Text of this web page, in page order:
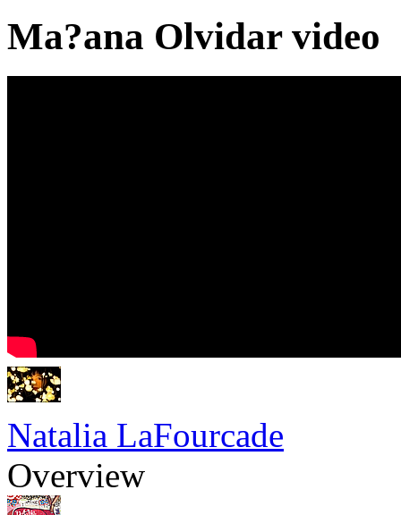
Ma?ana Olvidar video
Natalia LaFourcade
Overview